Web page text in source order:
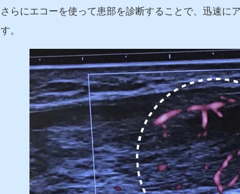
さらにエコーを使って患部を診断することで、迅速に
す。